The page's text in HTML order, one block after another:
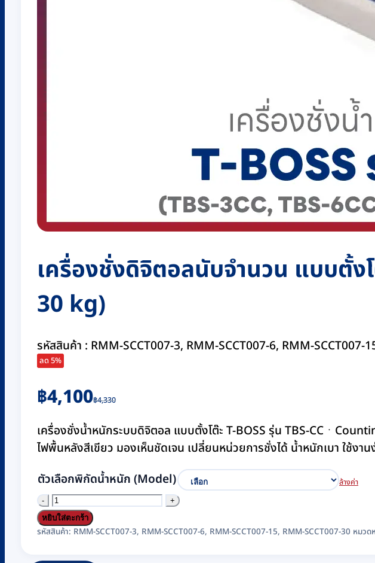
เครื่องชั่งดิจิตอลนับจำนวน แบบตั้ง
30 kg)
รหัสสินค้า : RMM-SCCT007-3, RMM-SCCT007-6, RMM-SCCT007-
ลด 5%
฿4,330
Original
price
was:
฿4,330.
฿4,100
Current
price
is:
฿4,100.
เครื่องชั่งน้ำหนักระบบดิจิตอล แบบตั้งโต๊ะ T-BOSS รุ่น TBS-CCㆍ
ไฟพื้นหลังสีเขียว มองเห็นชัดเจน เปลี่ยนหน่วยการชั่งได้ น้ำหนักเบา ใช้ง
ตัวเลือกพิกัดน้ำหนัก (Model)
ล้างค่า
จำนวน
เครื่อง
ชั่ง
หยิบใส่ตะกร้า
รหัสสินค้า: RMM-SCCT007-3, RMM-SCCT007-6, RMM-SCCT007-15, RMM-SCCT007-30 หมวด